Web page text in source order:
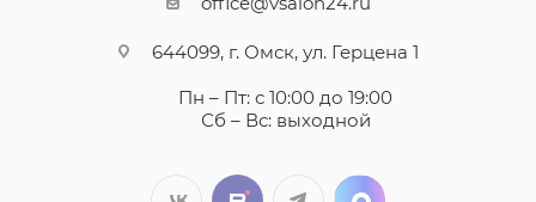
644099, г. Омск, ул. Герцена 1
Пн – Пт: с 10:00 до 19:00
Сб – Вс: выходной